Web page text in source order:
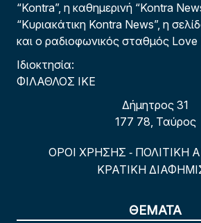
“Kontra”, η καθημερινή “Kontra
“Κυριακάτικη Kontra News”, η
και ο ραδιοφωνικός σταθμός Love
Ιδιοκτησία:
ΦΙΛΑΘΛΟΣ ΙΚΕ
Δήμητρος 31
177 78, Ταύρος
ΟΡΟΙ ΧΡΗΣΗΣ - ΠΟΛΙΤΙΚΗ
ΚΡΑΤΙΚΗ
ΘΕΜΑΤΑ